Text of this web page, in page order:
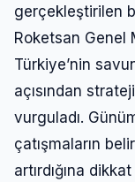
gerçekleştirilen
Roketsan Genel
Türkiye’nin
açısından
vurguladı.
çatışmaların
artırdığına